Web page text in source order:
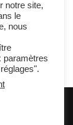
notre site,
le
nous
paramètres